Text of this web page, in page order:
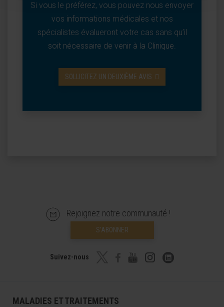
Si vous le préférez, vous pouvez nous envoyer
vos informations médicales et nos
spécialistes évalueront votre cas sans qu’il
soit nécessaire de venir à la Clinique.
SOLLICITEZ UN DEUXIÈME AVIS
Rejoignez notre communauté !
S’ABONNER
Suivez-nous
MALADIES ET TRAITEMENTS